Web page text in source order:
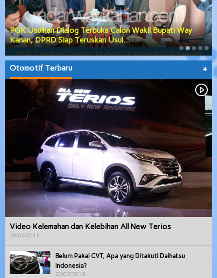
PGK Usulkan Dialog Terbuka Calon Wakil Bupati Way
Kanan, DPRD Siap Teruskan Usul…
Otomotif Terbaru +
Video Kelemahan dan Kelebihan All New Terios
20/02/2018
Belum Pakai CVT, Apa yang Ditakuti Daihatsu
Indonesia?
20/02/2018